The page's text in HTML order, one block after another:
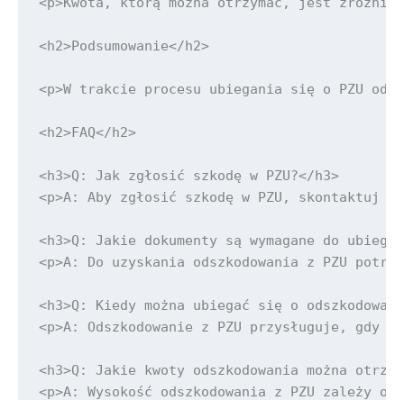
<h2>Podsumowanie</h2>
<p>W trakcie procesu ubiegania się o PZU
<h2>FAQ</h2>
<h3>Q: Jak zgłosić szkodę w PZU?</h3>
<p>A: Aby zgłosić szkodę w PZU,
<h3>Q: Jakie dokumenty są wymagane do
<p>A: Do uzyskania odszkodowania z PZU
<h3>Q: Kiedy można ubiegać się o
<p>A: Odszkodowanie z PZU przysługuje, gdy
<h3>Q: Jakie kwoty odszkodowania można
<p>A: Wysokość odszkodowania z PZU